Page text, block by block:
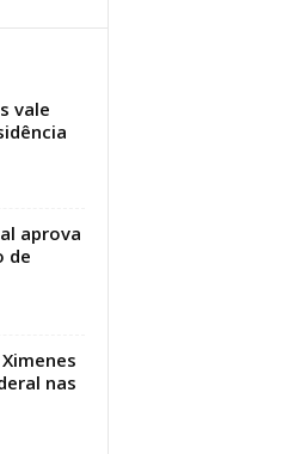
vale
aprova
de
nas